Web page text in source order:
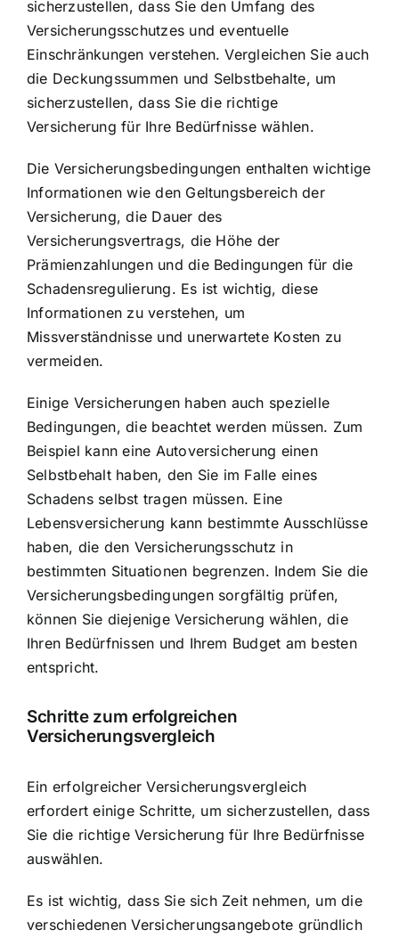
sicherzustellen, dass Sie den Umfang des
Versicherungsschutzes und eventuelle
Einschränkungen verstehen. Vergleichen Sie auch
die Deckungssummen und Selbstbehalte, um
sicherzustellen, dass Sie die richtige
Versicherung für Ihre Bedürfnisse wählen.
Die Versicherungsbedingungen enthalten wichtige
Informationen wie den Geltungsbereich der
Versicherung, die Dauer des
Versicherungsvertrags, die Höhe der
Prämienzahlungen und die Bedingungen für die
Schadensregulierung. Es ist wichtig, diese
Informationen zu verstehen, um
Missverständnisse und unerwartete Kosten zu
vermeiden.
Einige Versicherungen haben auch spezielle
Bedingungen, die beachtet werden müssen. Zum
Beispiel kann eine Autoversicherung einen
Selbstbehalt haben, den Sie im Falle eines
Schadens selbst tragen müssen. Eine
Lebensversicherung kann bestimmte Ausschlüsse
haben, die den Versicherungsschutz in
bestimmten Situationen begrenzen. Indem Sie die
Versicherungsbedingungen sorgfältig prüfen,
können Sie diejenige Versicherung wählen, die
Ihren Bedürfnissen und Ihrem Budget am besten
entspricht.
Schritte zum erfolgreichen
Versicherungsvergleich
Ein erfolgreicher Versicherungsvergleich
erfordert einige Schritte, um sicherzustellen, dass
Sie die richtige Versicherung für Ihre Bedürfnisse
auswählen.
Es ist wichtig, dass Sie sich Zeit nehmen, um die
verschiedenen Versicherungsangebote gründlich